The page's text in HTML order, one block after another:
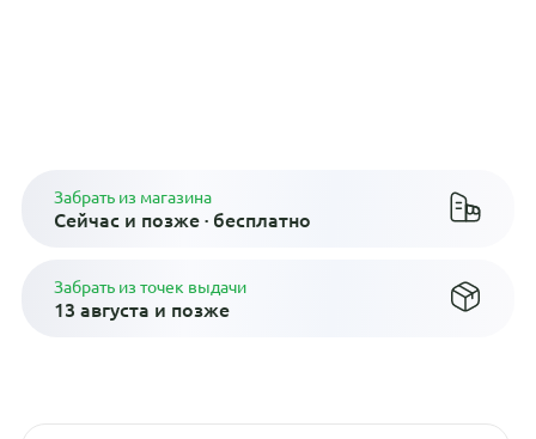
Забрать из магазина
Сейчас и позже · бесплатно
Забрать из точек выдачи
13 августа и позже